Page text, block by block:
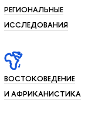
РЕГИОНАЛЬНЫЕ
ИССЛЕДОВАНИЯ
ВОСТОКОВЕДЕНИЕ
И АФРИКАНИСТИКА